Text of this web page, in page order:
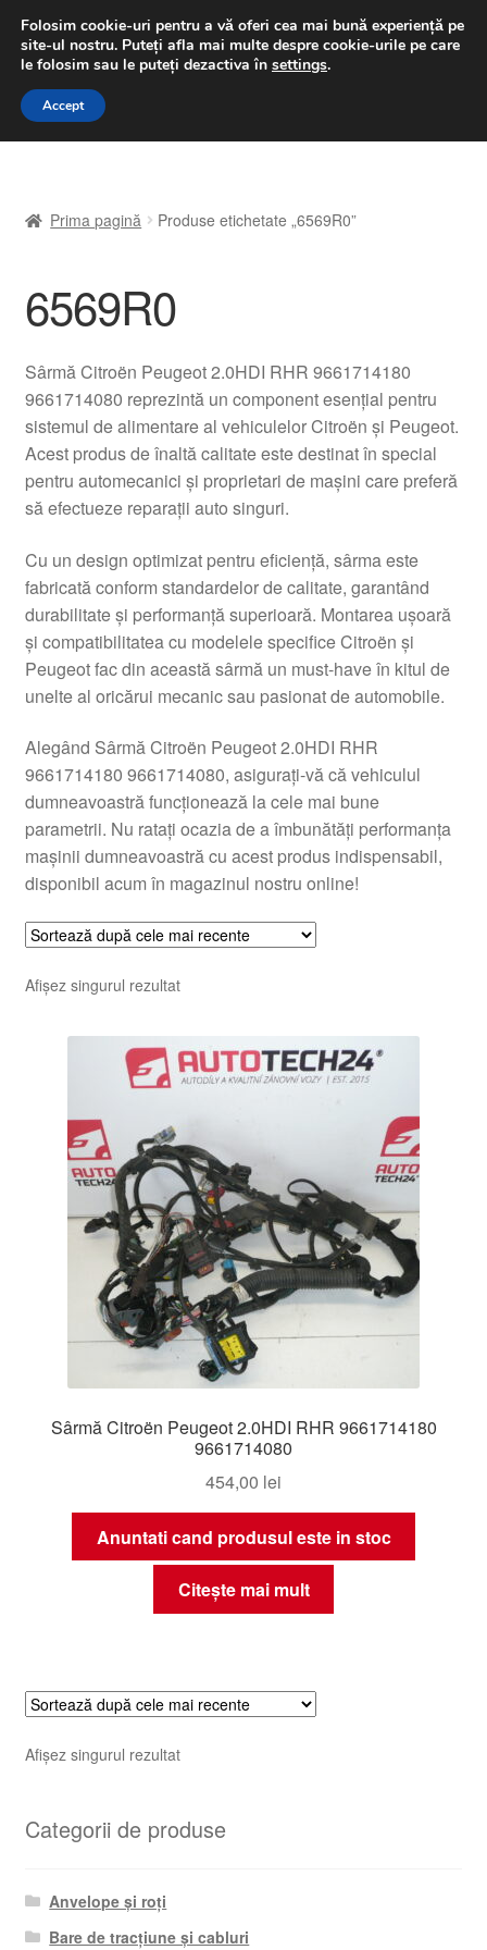
LIVRARE de la 33 lei
luni-vineri 9 a.m. - 4 p.m.031 229 6816
Sari
Sari
A lua legatura
Contul meu
Despre noi
Finalizare comandă
Livrare în toată lumea
Plângere
Plățile
Politică de confidențialitate
Procedura de reclamație
Termeni si conditii
Prima pagină Produse etichetate „6569R0”
6569R0
Sârmă Citroën Peugeot 2.0HDI RHR 9661714180
9661714080 reprezintă un component esențial pentru
sistemul de alimentare al vehiculelor Citroën și Peugeot.
Acest produs de înaltă calitate este destinat în special
pentru automecanici și proprietari de mașini care preferă
să efectueze reparații auto singuri.
Cu un design optimizat pentru eficiență, sârma este
fabricată conform standardelor de calitate, garantând
durabilitate și performanță superioară. Montarea ușoară
și compatibilitatea cu modelele specifice Citroën și
Peugeot fac din această sârmă un must-have în kitul de
unelte al oricărui mecanic sau pasionat de automobile.
Alegând Sârmă Citroën Peugeot 2.0HDI RHR
9661714180 9661714080, asigurați-vă că vehiculul
dumneavoastră funcționează la cele mai bune
parametrii. Nu ratați ocazia de a îmbunătăți performanța
mașinii dumneavoastră cu acest produs indispensabil,
disponibil acum în magazinul nostru online!
Afișez singurul rezultat
Sârmă Citroën Peugeot 2.0HDI RHR 9661714180
9661714080
454,00 lei
Anuntati cand produsul este in stoc
Citește mai mult
Afișez singurul rezultat
Categorii de produse
Anvelope și roți
Bare de tracțiune și cabluri
Folosim cookie-uri pentru a vă oferi cea mai bună experiență pe
site-ul nostru. Puteți afla mai multe despre cookie-urile pe care
le folosim sau le puteți dezactiva în settings.
Accept